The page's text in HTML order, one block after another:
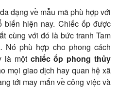
dạng về mẫu mã phù hợp với
biến hiện nay. Chiếc ốp được
cùng với đó là bức tranh Tam
Nó phù hợp cho phong cách
là một chiếc ốp phong thủy
mọi giao dịch hay quan hệ xã
tới may mắn về công việc và